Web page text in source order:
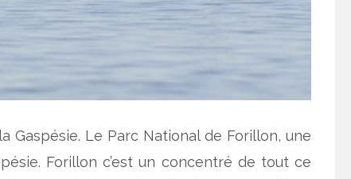
Gaspésie. Le Parc National de Forillon, une
Forillon c’est un concentré de tout ce